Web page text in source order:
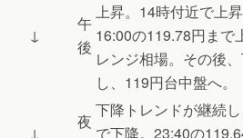
↓
午
後
上昇。14時付近で上
16:00の119.78円まで
レンジ相場。その後
し、119円台中盤へ。
↓
夜
下降トレンドが継続
で下降。23:40の